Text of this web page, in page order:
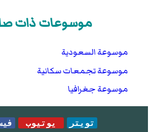
موسوعات ذات
موسوعة السعودية
موسوعة تجمعات سكانية
موسوعة جغرافيا
تويتر يوتيوب